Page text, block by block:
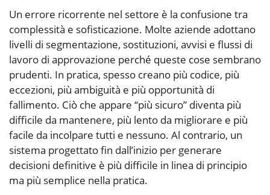
Un errore ricorrente nel settore è la confusione tra
complessità e sofisticazione. Molte aziende adottano
livelli di segmentazione, sostituzioni, avvisi e flussi di
lavoro di approvazione perché queste cose sembrano
prudenti. In pratica, spesso creano più codice, più
eccezioni, più ambiguità e più opportunità di
fallimento. Ciò che appare “più sicuro” diventa più
difficile da mantenere, più lento da migliorare e più
facile da incolpare tutti e nessuno. Al contrario, un
sistema progettato fin dall’inizio per generare
decisioni definitive è più difficile in linea di principio
ma più semplice nella pratica.